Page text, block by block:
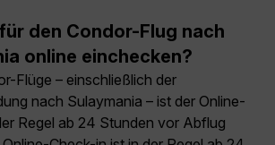
den Condor-Flug nach
online einchecken?
Flüge – einschließlich der
nach Sulaymania – ist der Online-
Regel ab 24 Stunden vor Abflug